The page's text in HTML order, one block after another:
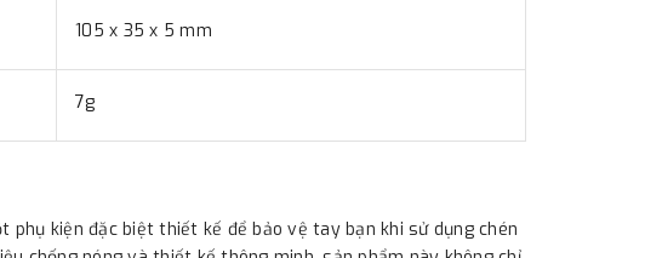
105 x 35 x 5 mm
7g
phụ kiện đặc biệt thiết kế để bảo vệ tay bạn khi sử dụng chén